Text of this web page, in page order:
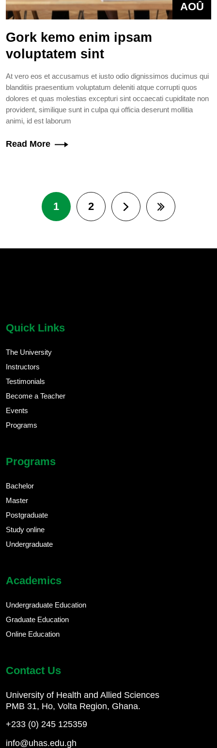
AOÛ
Gork kemo enim ipsam
voluptatem sint
At vero eos et accusamus et iusto odio dignissimos ducimus qui
blanditiis praesentium voluptatum deleniti atque corrupti quos
dolores et quas molestias excepturi sint occaecati cupiditate non
provident, similique sunt in culpa qui officia deserunt mollitia
animi, id est laborum
Read More
Pagination
1
2Page suivante
Dernière page
Quick Links
The University
Instructors
Testimonials
Become a Teacher
Events
Programs
Programs
Bachelor
Master
Postgraduate
Study online
Undergraduate
Academics
Undergraduate Education
Graduate Education
Online Education
Contact Us
University of Health and Allied Sciences
PMB 31, Ho, Volta Region, Ghana.
+233 (0) 245 125359
info@uhas.edu.gh